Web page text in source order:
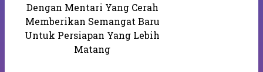
Dengan Mentari Yang Cerah
Memberikan Semangat Baru
Untuk Persiapan Yang Lebih
Matang